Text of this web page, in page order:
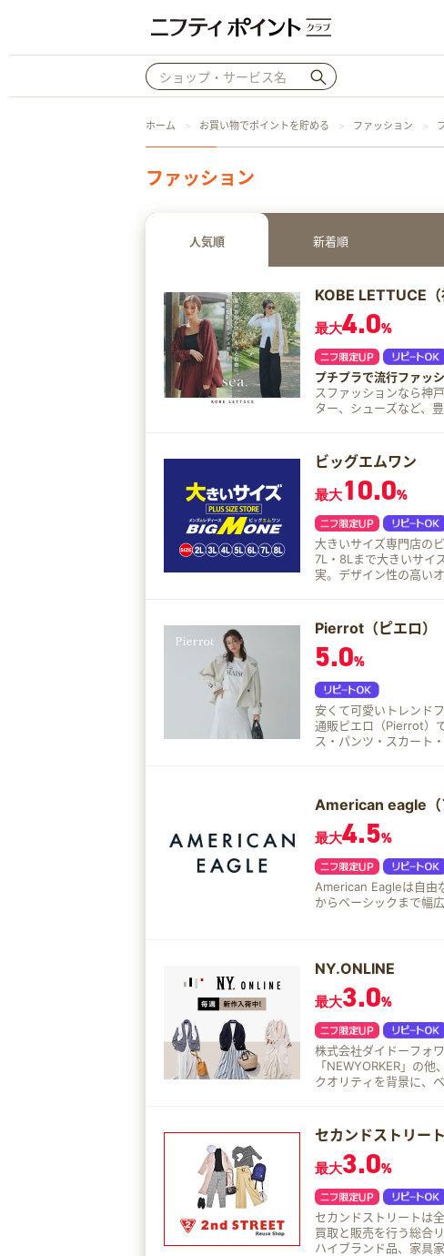
ホーム お買い物でポイントを貯める ファッション
ファッション
人気順 新着順
KOBE LETTUCE（
最大4.0%
プチプラで流行ファッ
スファッションなら神戸レタスにお任せ！ ト
ター、シューズなど、
ビッグエムワン
最大10.0%
大きいサイズ専門店の
7L・8Lまで大きいサイ
実。デザイン性の高い
Pierrot（ピエロ）
5.0%
安くて可愛いトレンド
通販ピエロ（Pierrot）です。 低身長～高身長さんへのぴったりサ
ス・パンツ・スカート・
American eagle（
最大4.5%
American Eagleは自由なス
からベーシックまで幅
NY.ONLINE
最大3.0%
株式会社ダイドーフォ
「NEWYORKER」の他
クオリティを背景に、
セカンドストリー
最大3.0%
セカンドストリートは
買取と販売を行う総合リユースショップ
ハイブランド品、家具家電まで幅広く取